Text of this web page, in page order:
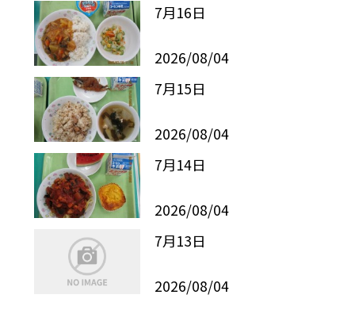
7月16日
2026/08/04
7月15日
2026/08/04
7月14日
2026/08/04
7月13日
2026/08/04